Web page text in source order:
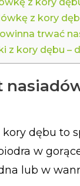
z kory
trwać
z kory dębu –
dębu to
w
lub w